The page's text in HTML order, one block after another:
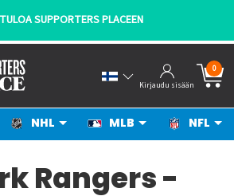
Kirjaudu sisään
0
NHL MLB NFL
Rangers -